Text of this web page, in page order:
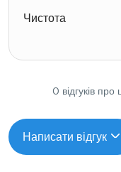
Чистота
0 відгуків
Написати відгук